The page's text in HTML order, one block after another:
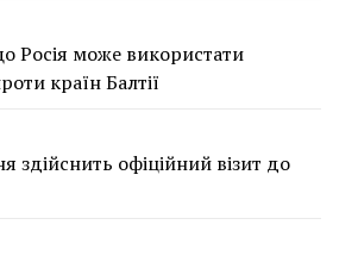
Росія може використати
країн Балтії
здійснить офіційний візит до